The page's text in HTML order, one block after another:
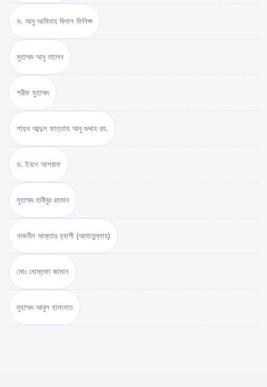
ড. আবু আমিনাহ বিলাল ফিলিপ্স
মুহাম্মদ আবু তালেব
শরীফ মুহাম্মদ
শায়খ আব্দুল ফাত্তাহ আবু গুদ্দাহ রহ.
ড. ইবনে আশরাফ
মুহাম্মদ হাবীবুর রহমান
নাজনীন আক্তার হ্যাপী (আমাতুল্লাহ)
মোঃ মোস্তফা জামান
মুহাম্মদ আবুল হাসানাত